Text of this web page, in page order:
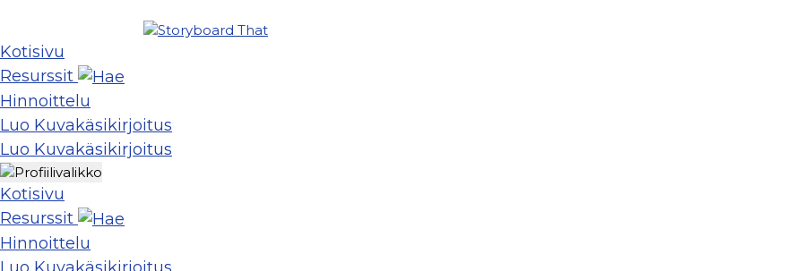
Kotisivu
Resurssit
Hinnoittelu
Luo Kuvakäsikirjoitus
Luo Kuvakäsikirjoitus
Kotisivu
Resurssit
Hinnoittelu